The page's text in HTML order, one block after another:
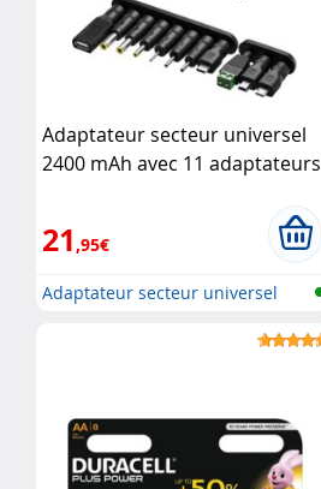
Adaptateur secteur universel
2400 mAh avec 11 adaptateurs
21 ,95€
Adaptateur secteur universel